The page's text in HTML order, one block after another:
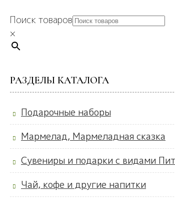
Поиск товаров
×
РАЗДЕЛЫ КАТАЛОГА
Подарочные наборы
Мармелад, Мармеладная сказка
Сувениры и подарки с видами
Чай, кофе и другие напитки